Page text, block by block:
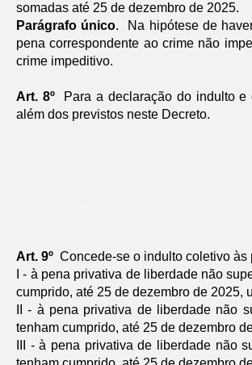
somadas até 25 de dezembro de 2025.
Parágrafo único. Na hipótese de
pena correspondente ao crime não
crime impeditivo.
Art. 8ºPara a declaração do indulto e
além dos previstos neste Decreto.
Art. 9º Concede-se o indulto coletivo
I - à pena privativa de liberdade não
cumprido, até 25 de dezembro de 2025,
II - à pena privativa de liberdade não
tenham cumprido, até 25 de dezembro
III - à pena privativa de liberdade não